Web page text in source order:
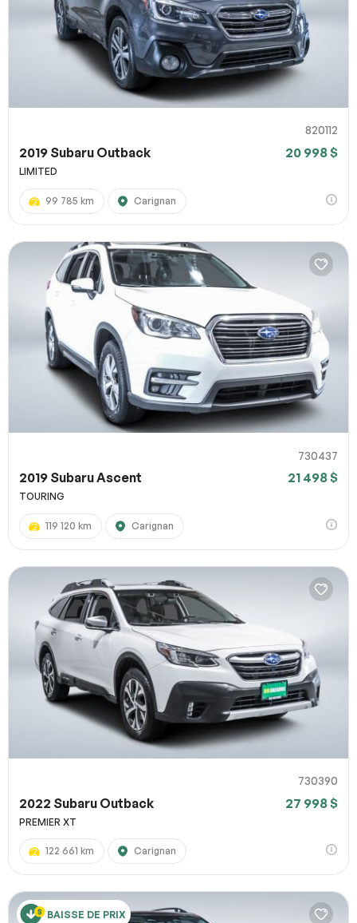
820112
2019 Subaru Outback 20 998 $
LIMITED
99 785 km Carignan
730437
2019 Subaru Ascent 21 498 $
TOURING
119 120 km Carignan
730390
2022 Subaru Outback 27 998 $
PREMIER XT
122 661 km Carignan
BAISSE DE PRIX